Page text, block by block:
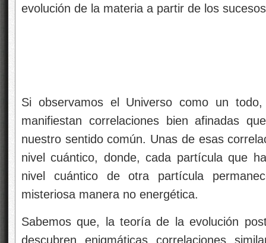
evolución de la materia a partir de los
Si observamos el Universo como un
manifiestan correlaciones bien afinadas
nuestro sentido común. Unas de esas
nivel cuántico, donde, cada partícula que
nivel cuántico de otra partícula
misteriosa manera no energética.
Sabemos que, la teoría de la evolución
descubren enigmáticas correlaciones